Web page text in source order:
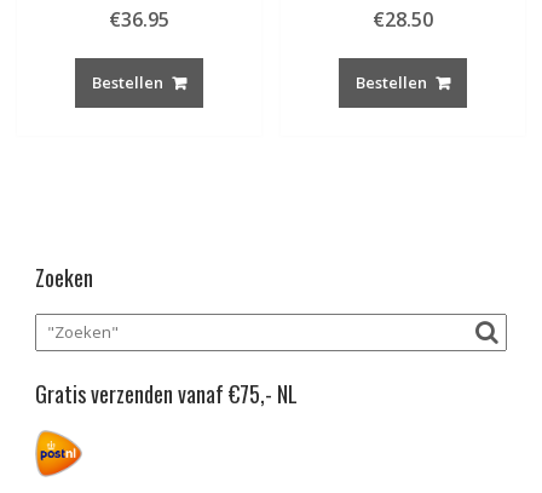
€36.95
Bestellen
€28.50
Bestellen
Zoeken
Gratis verzenden vanaf €75,- NL